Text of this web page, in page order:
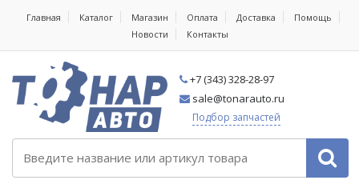
Главная Каталог Магазин Оплата Доставка
Помощь
Новости
Контакты
+7 (343) 328-28-97
sale@tonarauto.ru
Подбор запчастей